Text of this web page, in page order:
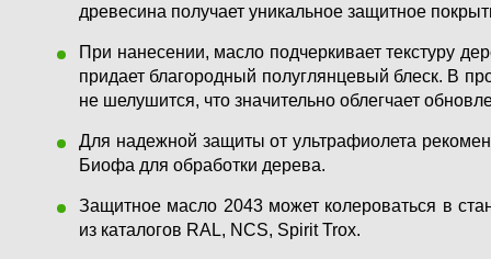
древесина получает уникальное защитное
При нанесении, масло подчеркивает текстуру
придает благородный полуглянцевый блеск. В
не шелушится, что значительно облегчает
Для надежной защиты от ультрафиолета
Биофа для обработки дерева.
Защитное масло 2043 может колероваться в
из каталогов RAL, NCS, Spirit Trox.